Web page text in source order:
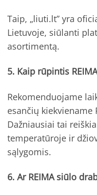
Taip, „liuti.lt” yra
Lietuvoje, siūlanti
asortimentą.
5. Kaip rūpintis
Rekomenduojame
esančių kiekviename
Dažniausiai tai
temperatūroje ir
sąlygomis.
6. Ar REIMA siūlo